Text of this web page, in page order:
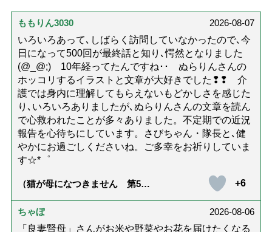
ももりん3030
2026-08-07
いろいろあって､しばらく訪問していなかったので､今
日になって500回が最終話と知り､愕然となりました
(@_@;) 10年経ってたんですね･･ ぬらりんさんの
ホッコリするイラストと文章が大好きでした❢❢ 介
護では身内に理解してもらえないもどかしさを感じた
り､いろいろありましたが､ぬらりんさんの文章を読ん
で心救われたことが多々ありました。不定期での近況
報告を心待ちにしています。さびちゃん・隊長と､健
やかにお過ごしくださいね。ご多幸をお祈りしていま
す☆*゜
（猫が母になつきません 第500
+6
ちゃぼ
2026-08-06
「良妻賢母」さんがお米や野菜やお花を届けたくなる